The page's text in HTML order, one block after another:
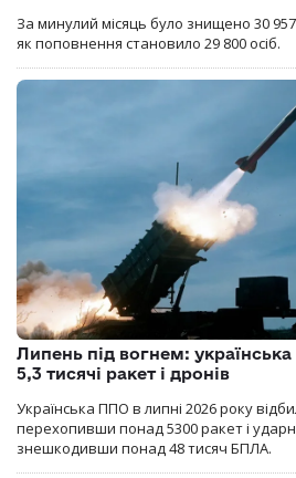
За минулий місяць було знищено 30 957
як поповнення становило 29 800 осіб.
Липень під вогнем:
5,3 тисячі ракет і дронів
Українська ППО в липні 2026 року
перехопивши понад 5300 ракет і
знешкодивши понад 48 тисяч БПЛА.